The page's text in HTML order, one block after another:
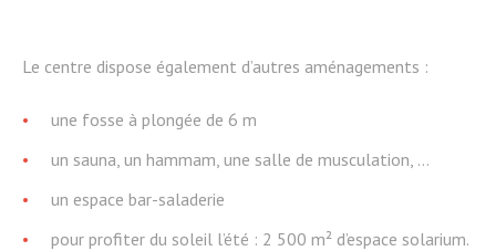
Le centre dispose également d’autres aménagements :
une fosse à plongée de 6 m
un sauna, un hammam, une salle de musculation, …
un espace bar-saladerie
pour profiter du soleil l’été : 2 500 m² d’espace solarium.